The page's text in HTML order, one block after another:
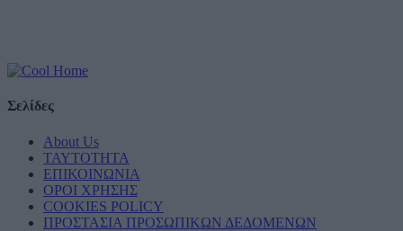
Σελίδες
About Us
ΤΑΥΤΟΤΗΤΑ
ΕΠΙΚΟΙΝΩΝΙΑ
ΟΡΟΙ ΧΡΗΣΗΣ
COOKIES POLICY
ΠΡΟΣΤΑΣΙΑ ΠΡΟΣΩΠΙΚΩΝ ΔΕΔΟΜΕΝΩΝ